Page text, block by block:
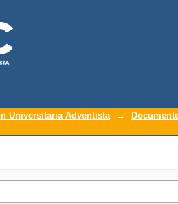
Universitaria Adventista →